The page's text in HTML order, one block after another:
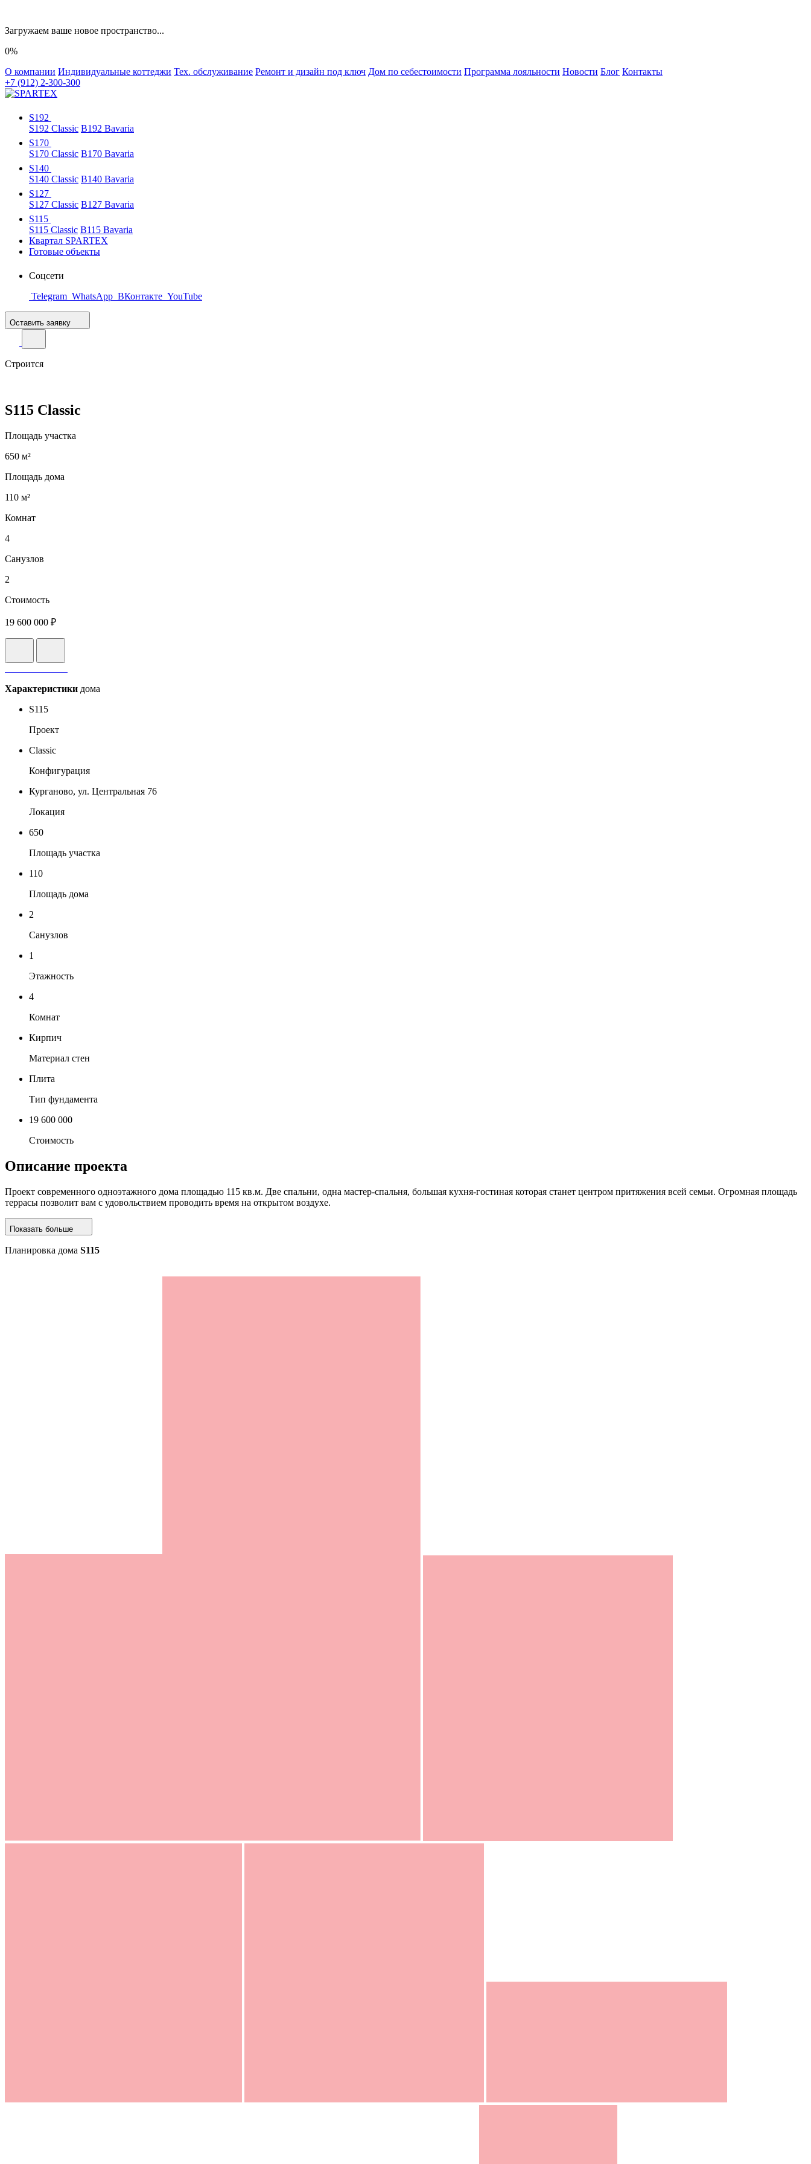
Загружаем ваше новое пространство...
0%
О компании Индивидуальные коттеджи Тех. обслуживание Ремонт и дизайн под ключ Дом по себестоимости Программа лояльности Новости Блог Контакты
+7 (912) 2-300-300
S192
S192 Classic B192 Bavaria
S170
S170 Classic B170 Bavaria
S140
S140 Classic B140 Bavaria
S127
S127 Classic B127 Bavaria
S115
S115 Classic B115 Bavaria
Квартал SPARTEX
Готовые объекты
Соцсети
Telegram WhatsApp ВКонтакте YouTube
Оставить заявку
Строится
S115 Classic
Площадь участка
650 м²
Площадь дома
110 м²
Комнат
4
Санузлов
2
Стоимость
19 600 000 ₽
Характеристики дома
S115
Проект
Classic
Конфигурация
Курганово, ул. Центральная 76
Локация
650
Площадь участка
110
Площадь дома
2
Санузлов
1
Этажность
4
Комнат
Кирпич
Материал стен
Плита
Тип фундамента
19 600 000
Стоимость
Описание проекта
Проект современного одноэтажного дома площадью 115 кв.м. Две спальни, одна мастер-спальня, большая кухня-гостиная которая станет центром притяжения всей семьи. Огромная площадь
террасы позволит вам с удовольствием проводить время на открытом воздухе.
Показать больше
Планировка дома S115